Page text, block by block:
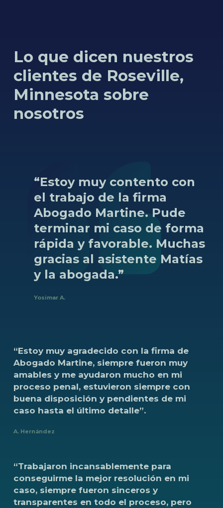
Lo que dicen nuestros
clientes de Roseville,
Minnesota sobre
nosotros
“Estoy muy contento con
el trabajo de la firma
Abogado Martine. Pude
terminar mi caso de forma
rápida y favorable. Muchas
gracias al asistente Matías
y la abogada.”
Yosimar A.
“Estoy muy agradecido con la firma de
Abogado Martine, siempre fueron muy
amables y me ayudaron mucho en mi
proceso penal, estuvieron siempre con
buena disposición y pendientes de mi
caso hasta el último detalle”.
A. Hernández
“Trabajaron incansablemente para
conseguirme la mejor resolución en mi
caso, siempre fueron sinceros y
transparentes en todo el proceso, pero